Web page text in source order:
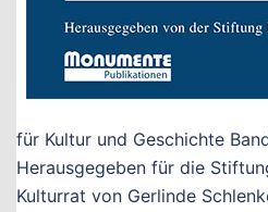
für Kultur und Geschichte
Herausgegeben für die
Kulturrat von Gerlinde